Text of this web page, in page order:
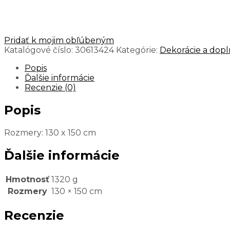
Pridať k mojim obľúbeným
Katalógové číslo: 30613424 Kategórie: Dekorácie a
Popis
Ďalšie informácie
Recenzie (0)
Popis
Rozmery: 130 x 150 cm
Ďalšie informácie
Hmotnosť 1320 g
Rozmery 130 × 150 cm
Recenzie